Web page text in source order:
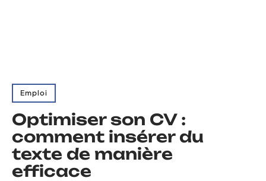
Emploi
Optimiser son CV :
comment insérer du
texte de manière
efficace